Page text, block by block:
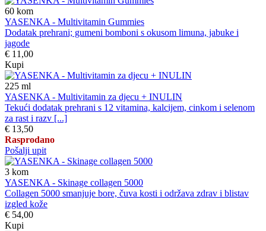
60 kom
YASENKA - Multivitamin Gummies
Dodatak prehrani; gumeni bomboni s okusom limuna, jabuke i
jagode
€ 11,00
Kupi
225 ml
YASENKA - Multivitamin za djecu + INULIN
Tekući dodatak prehrani s 12 vitamina, kalcijem, cinkom i selenom
za rast i razv [...]
€ 13,50
Rasprodano
Pošalji upit
3 kom
YASENKA - Skinage collagen 5000
Collagen 5000 smanjuje bore, čuva kosti i održava zdrav i blistav
izgled kože
€ 54,00
Kupi